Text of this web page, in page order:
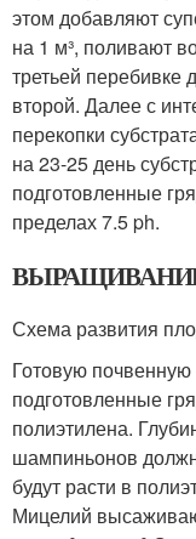
этом добавляют
на 1 м³, поливают
третьей перебивке
второй. Далее с
перекопки
на 23-25 день
подготовленные
пределах 7.5 ph.
Схема развития
Готовую
подготовленные
полиэтилена.
шампиньонов
будут расти в
Мицелий